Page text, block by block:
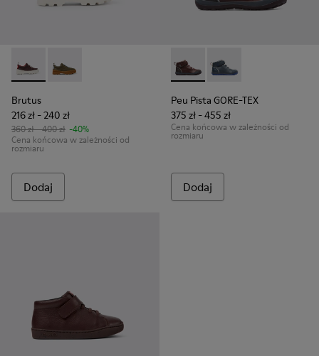
Brutus - K800420-006 - Bordowe buty dziecięce z
Brutus - K800420-007
Brutus
216 zł - 240 zł
360 zł - 400 zł -40%
Cena końcowa w zależności od
rozmiaru
Dodaj
Peu Pista GORE-TEX -
Peu Pista GORE-TEX
Peu Pista GORE-TEX
375 zł - 455 zł
Cena końcowa w zależności od
rozmiaru
Dodaj